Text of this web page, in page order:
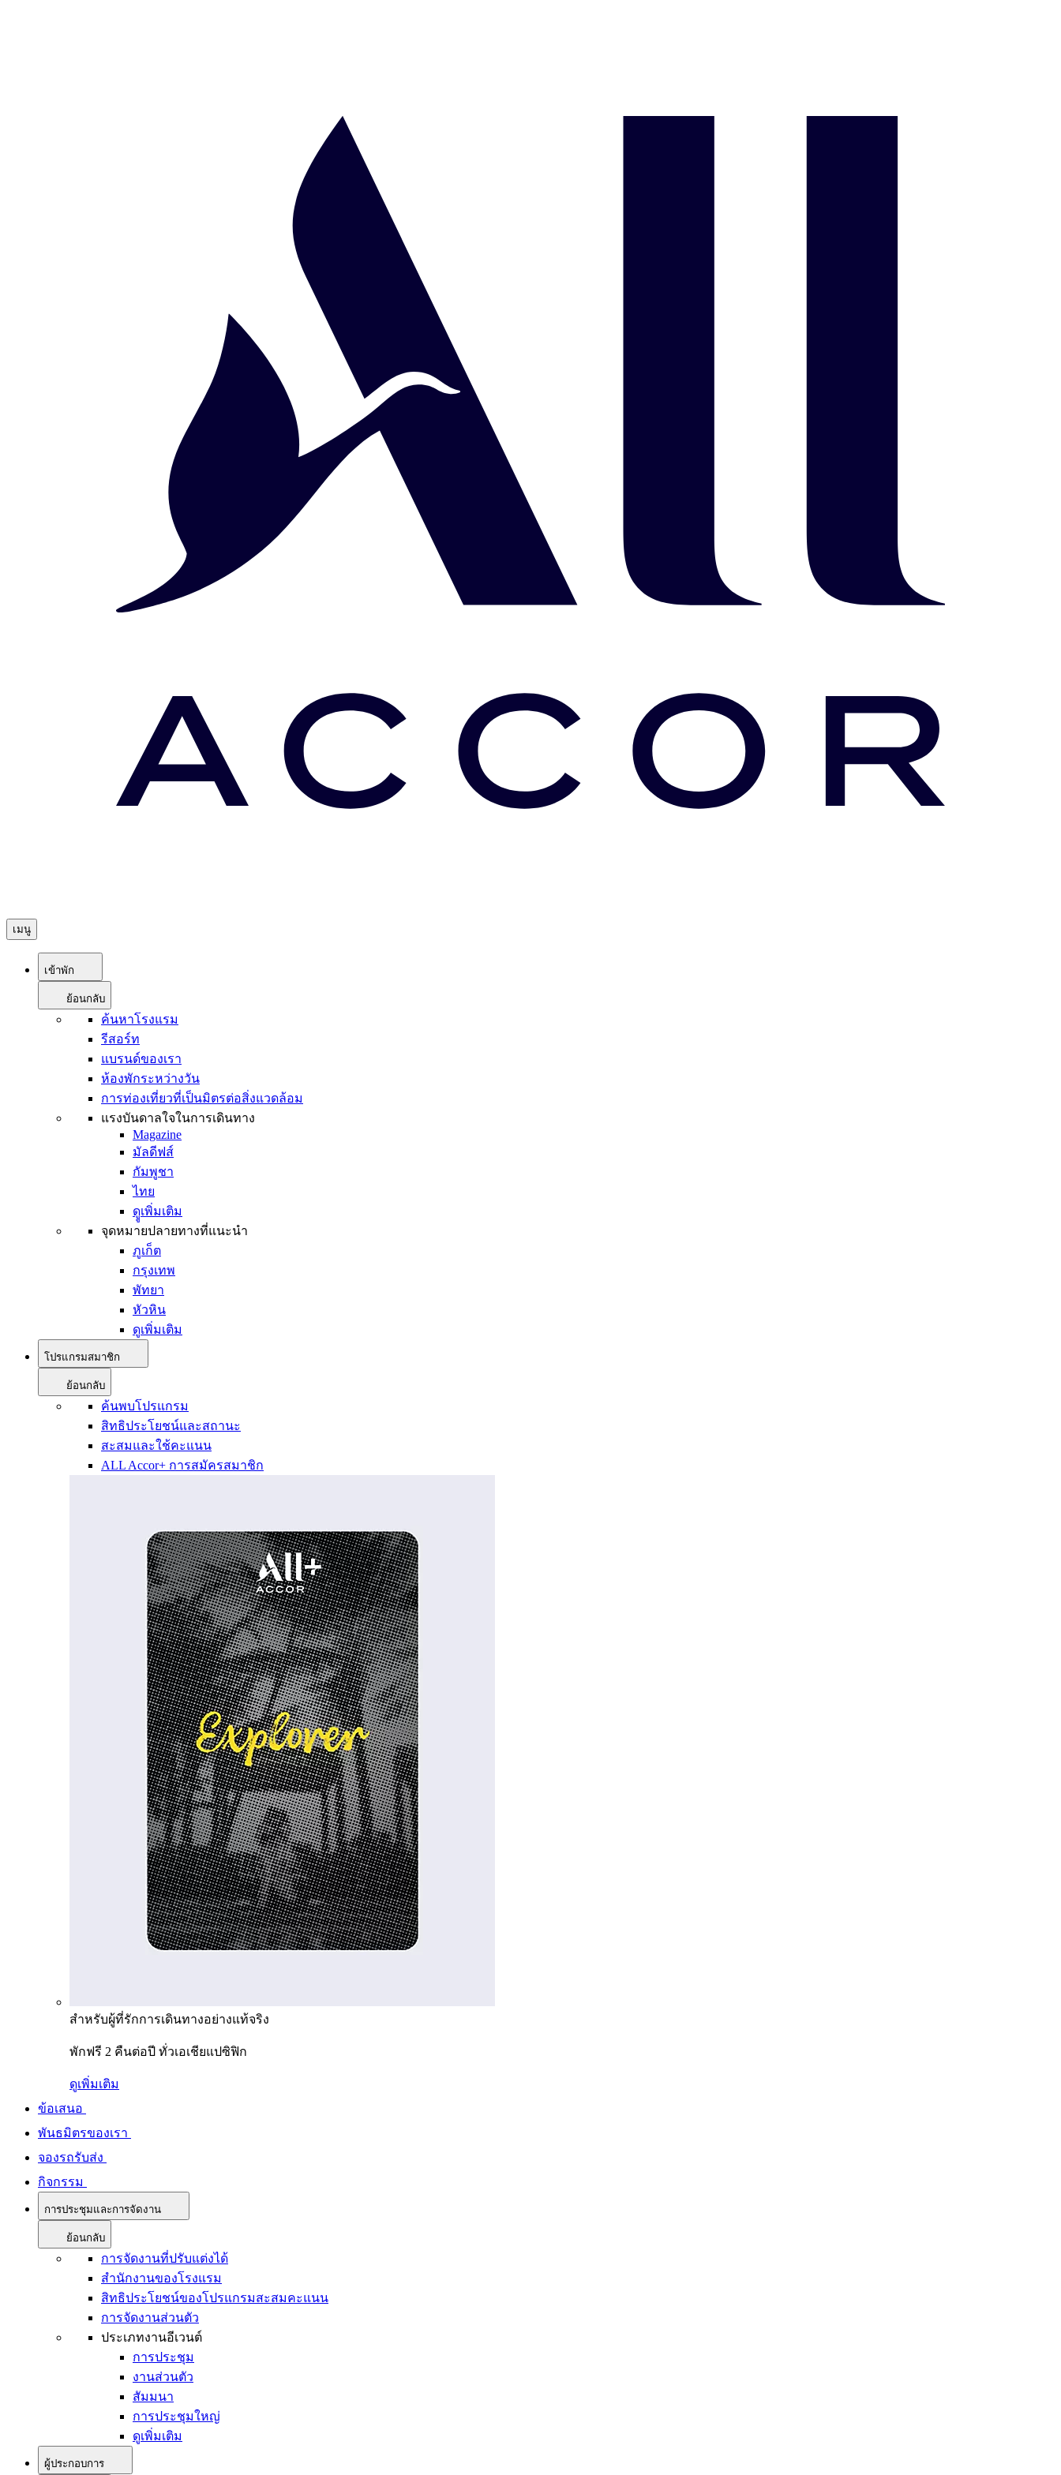
เมนู
เข้าพัก
ย้อนกลับ
ค้นหาโรงแรม
รีสอร์ท
แบรนด์ของเรา
ห้องพักระหว่างวัน
การท่องเที่ยวที่เป็นมิตรต่อสิ่งแวดล้อม
แรงบันดาลใจในการเดินทาง
Magazine
มัลดีฟส์
กัมพูชา
ไทย
ดููเพิ่มเติม
จุดหมายปลายทางที่แนะนำ
ภูเก็ต
กรุงเทพ
พัทยา
หัวหิน
ดูเพิ่มเติม
โปรแกรมสมาชิก
ย้อนกลับ
ค้นพบโปรแกรม
สิทธิประโยชน์และสถานะ
สะสมและใช้คะแนน
ALL Accor+ การสมัครสมาชิก
สำหรับผู้ที่รักการเดินทางอย่างแท้จริง
พักฟรี 2 คืนต่อปี ทั่วเอเชียแปซิฟิก
ดูเพิ่มเติม
ข้อเสนอ
พันธมิตรของเรา
จองรถรับส่ง
กิจกรรม
การประชุมและการจัดงาน
ย้อนกลับ
การจัดงานที่ปรับแต่งได้
สำนักงานของโรงแรม
สิทธิประโยชน์ของโปรแกรมสะสมคะแนน
การจัดงานส่วนตัว
ประเภทงานอีเวนต์
การประชุม
งานส่วนตัว
สัมมนา
การประชุมใหญ่
ดูเพิ่มเติม
ผู้ประกอบการ